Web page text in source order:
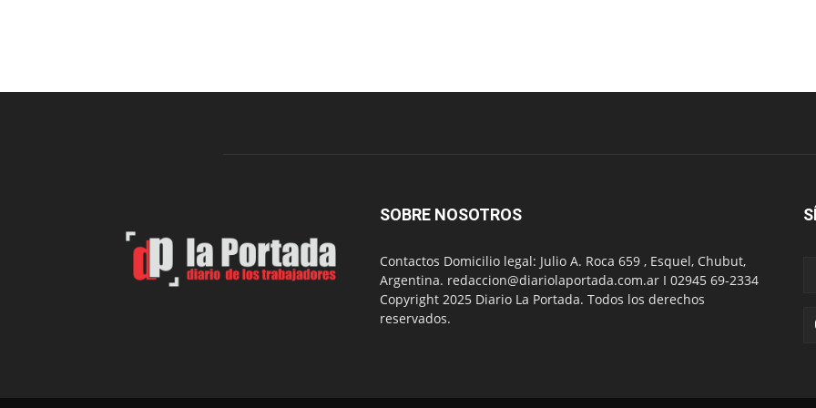
SOBRE NOSOTROS
Contactos Domicilio legal: Julio A. Roca 659 , Esquel, Chubut,
Argentina. redaccion@diariolaportada.com.ar I 02945 69-2334
Copyright 2025 Diario La Portada. Todos los derechos
reservados.